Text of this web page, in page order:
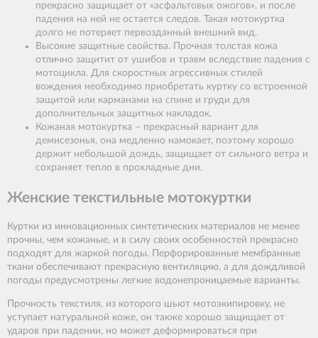
прекрасно защищает от «асфальтовых ожогов», и после
падения на ней не остается следов. Такая мотокуртка
долго не потеряет первозданный внешний вид.
Высокие защитные свойства. Прочная толстая кожа
отлично защитит от ушибов и травм вследствие падения с
мотоцикла. Для скоростных агрессивных стилей
вождения необходимо приобретать куртку со встроенной
защитой или карманами на спине и груди для
дополнительных защитных накладок.
Кожаная мотокуртка – прекрасный вариант для
демисезонья, она медленно намокает, поэтому хорошо
держит небольшой дождь, защищает от сильного ветра и
сохраняет тепло в прохладные дни.
Женские текстильные мотокуртки
Куртки из инновационных синтетических материалов не менее
прочны, чем кожаные, и в силу своих особенностей прекрасно
подходят для жаркой погоды. Перфорированные мембранные
ткани обеспечивают прекрасную вентиляцию, а для дождливой
погоды предусмотрены легкие водонепроницаемые варианты.
Прочность текстиля, из которого шьют мотоэкипировку, не
уступает натуральной коже, он также хорошо защищает от
ударов при падении, но может деформироваться при